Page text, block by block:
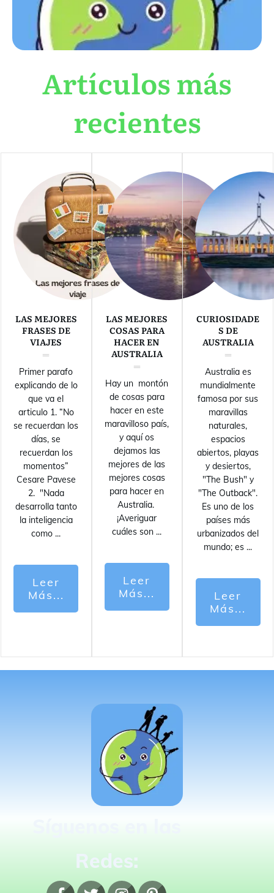
Artículos más
recientes
LAS MEJORES
FRASES DE
VIAJES
Primer parafo
explicando de lo
que va el
articulo 1. “No
se recuerdan los
días, se
recuerdan los
momentos”
Cesare Pavese
2. "Nada
desarrolla tanto
la inteligencia
como ...
Leer
Más...
LAS MEJORES
COSAS PARA
HACER EN
AUSTRALIA
Hay un montón
de cosas para
hacer en este
maravilloso país,
y aquí os
dejamos las
mejores de las
mejores cosas
para hacer en
Australia.
¡Averiguar
cuáles son ...
Leer
Más...
CURIOSIDADE
S DE
AUSTRALIA
Australia es
mundialmente
famosa por sus
maravillas
naturales,
espacios
abiertos, playas
y desiertos,
"The Bush" y
"The Outback".
Es uno de los
países más
urbanizados del
mundo; es ...
Leer
Más...
Redes: